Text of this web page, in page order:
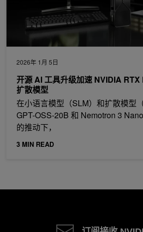
2026年 1月 5日
开源 AI 工具升级加速 NVIDIA
扩散模型
在小语言模型（SLM）和扩散模型
GPT-OSS-20B 和 Nemotron 3
的推动下，
3 MIN READ